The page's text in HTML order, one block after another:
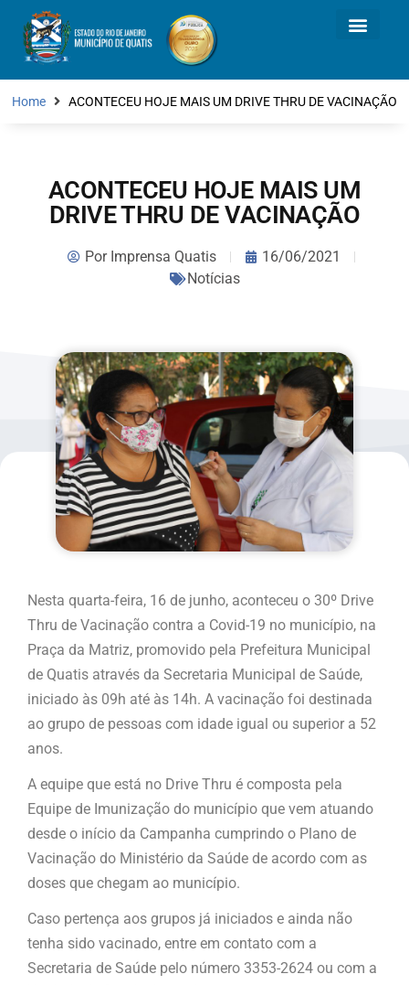
Home ACONTECEU HOJE MAIS UM DRIVE THRU DE VACINAÇÃO
ACONTECEU HOJE MAIS UM
DRIVE THRU DE VACINAÇÃO
PorImprensa Quatis
16/06/2021
Notícias
Nesta quarta-feira, 16 de junho, aconteceu o 30º Drive
Thru de Vacinação contra a Covid-19 no município, na
Praça da Matriz, promovido pela Prefeitura Municipal
de Quatis através da Secretaria Municipal de Saúde,
iniciado às 09h até às 14h. A vacinação foi destinada
ao grupo de pessoas com idade igual ou superior a 52
anos.
A equipe que está no Drive Thru é composta pela
Equipe de Imunização do município que vem atuando
desde o início da Campanha cumprindo o Plano de
Vacinação do Ministério da Saúde de acordo com as
doses que chegam ao município.
Caso pertença aos grupos já iniciados e ainda não
tenha sido vacinado, entre em contato com a
Secretaria de Saúde pelo número 3353-2624 ou com a